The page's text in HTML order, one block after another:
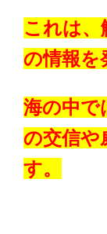
これは、
の情報を
海の中で
の交信や
す。